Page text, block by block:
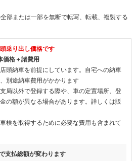
部または一部を無断で転写、転載、複製する
乗り出し価格です
価格＋諸費用
頭納車を前提にしています。自宅への納車
別途納車費用がかかります
局以外で登録する際や、車の定置場所、登
の額が異なる場合があります。詳しくは販
検を取得するために必要な費用も含まれて
支払総額が変わります